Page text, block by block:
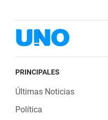
PRINCIPALES
Últimas Noticias
Política